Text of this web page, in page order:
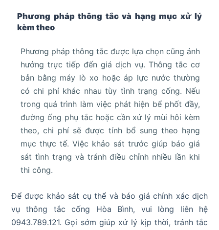
Phương pháp thông tắc và hạng mục xử lý
kèm theo
Phương pháp thông tắc được lựa chọn cũng ảnh
hưởng trực tiếp đến giá dịch vụ. Thông tắc cơ
bản bằng máy lò xo hoặc áp lực nước thường
có chi phí khác nhau tùy tình trạng cống. Nếu
trong quá trình làm việc phát hiện bể phốt đầy,
đường ống phụ tắc hoặc cần xử lý mùi hôi kèm
theo, chi phí sẽ được tính bổ sung theo hạng
mục thực tế. Việc khảo sát trước giúp báo giá
sát tình trạng và tránh điều chỉnh nhiều lần khi
thi công.
Để được khảo sát cụ thể và báo giá chính xác dịch
vụ thông tắc cống Hòa Bình, vui lòng liên hệ
0943.789.121. Gọi sớm giúp xử lý kịp thời, tránh tắc